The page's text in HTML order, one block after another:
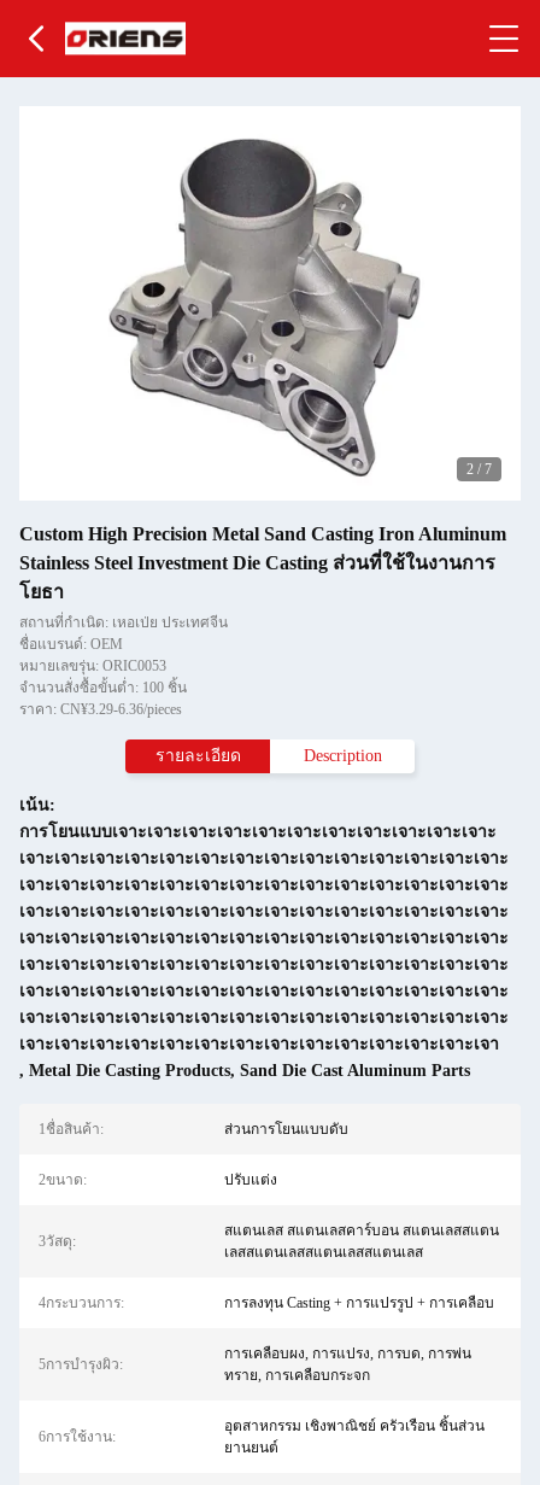
2 / 7
Custom High Precision Metal Sand Casting Iron Aluminum
Stainless Steel Investment Die Casting ส่วนที่ใช้ในงานการ
โยธา
สถานที่กำเนิด: เหอเป่ย ประเทศจีน
ชื่อแบรนด์: OEM
หมายเลขรุ่น: ORIC0053
จำนวนสั่งซื้อขั้นต่ำ: 100 ชิ้น
ราคา: CN¥3.29-6.36/pieces
รายละเอียด Description
เน้น:
การโยนแบบเจาะเจาะเจาะเจาะเจาะเจาะเจาะเจาะเจาะเจาะเจาะ
เจาะเจาะเจาะเจาะเจาะเจาะเจาะเจาะเจาะเจาะเจาะเจาะเจาะเจาะ
เจาะเจาะเจาะเจาะเจาะเจาะเจาะเจาะเจาะเจาะเจาะเจาะเจาะเจาะ
เจาะเจาะเจาะเจาะเจาะเจาะเจาะเจาะเจาะเจาะเจาะเจาะเจาะเจาะ
เจาะเจาะเจาะเจาะเจาะเจาะเจาะเจาะเจาะเจาะเจาะเจาะเจาะเจาะ
เจาะเจาะเจาะเจาะเจาะเจาะเจาะเจาะเจาะเจาะเจาะเจาะเจาะเจาะ
เจาะเจาะเจาะเจาะเจาะเจาะเจาะเจาะเจาะเจาะเจาะเจาะเจาะเจาะ
เจาะเจาะเจาะเจาะเจาะเจาะเจาะเจาะเจาะเจาะเจาะเจาะเจาะเจาะ
เจาะเจาะเจาะเจาะเจาะเจาะเจาะเจาะเจาะเจาะเจาะเจาะเจาะเจา
, Metal Die Casting Products, Sand Die Cast Aluminum Parts
1ชื่อสินค้า: ส่วนการโยนแบบดับ
2ขนาด: ปรับแต่ง
3วัสดุ:
สแตนเลส สแตนเลสคาร์บอน สแตนเลสสแตน
เลสสแตนเลสสแตนเลสสแตนเลส
4กระบวนการ: การลงทุน Casting + การแปรรูป + การเคลือบ
5การบํารุงผิว:
การเคลือบผง, การแปรง, การบด, การพ่น
ทราย, การเคลือบกระจก
6การใช้งาน:
อุตสาหกรรม เชิงพาณิชย์ ครัวเรือน ชิ้นส่วน
ยานยนต์